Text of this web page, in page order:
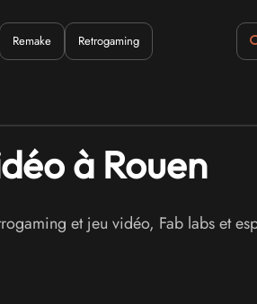
Remake Retrogaming
à Rouen
et jeu vidéo, Fab labs et